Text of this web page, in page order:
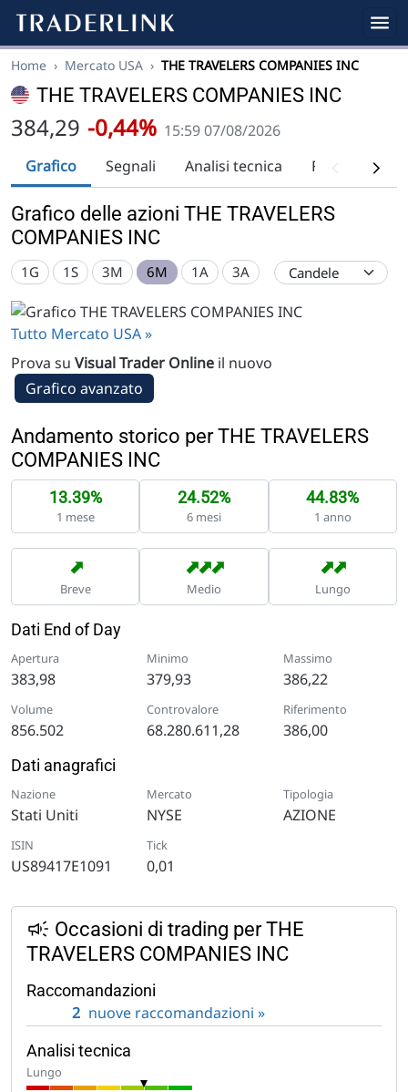
Home › Mercato USA › THE TRAVELERS COMPANIES INC
THE TRAVELERS COMPANIES INC
384,29 -0,44% 15:59 07/08/2026
Grafico
Segnali Analisi tecnica
Grafico delle azioni THE TRAVELERS
COMPANIES INC
1G 1S 3M 6M 1A 3A
Tutto Mercato USA »
Prova su Visual Trader Online il nuovo
Grafico avanzato
Andamento storico per THE TRAVELERS
COMPANIES INC
13.39%
1 mese
24.52%
6 mesi
44.83%
1 anno
➡
Breve
➡
➡
➡
Medio
➡
➡
Lungo
Dati End of Day
Apertura
383,98
Minimo
379,93
Massimo
386,22
Volume
856.502
Controvalore
68.280.611,28
Riferimento
386,00
Dati anagrafici
Nazione
Stati Uniti
Mercato
NYSE
Tipologia
AZIONE
ISIN
US89417E1091
Tick
0,01
Occasioni di trading per THE
TRAVELERS COMPANIES INC
Raccomandazioni
2 nuove raccomandazioni »
Analisi tecnica
Lungo